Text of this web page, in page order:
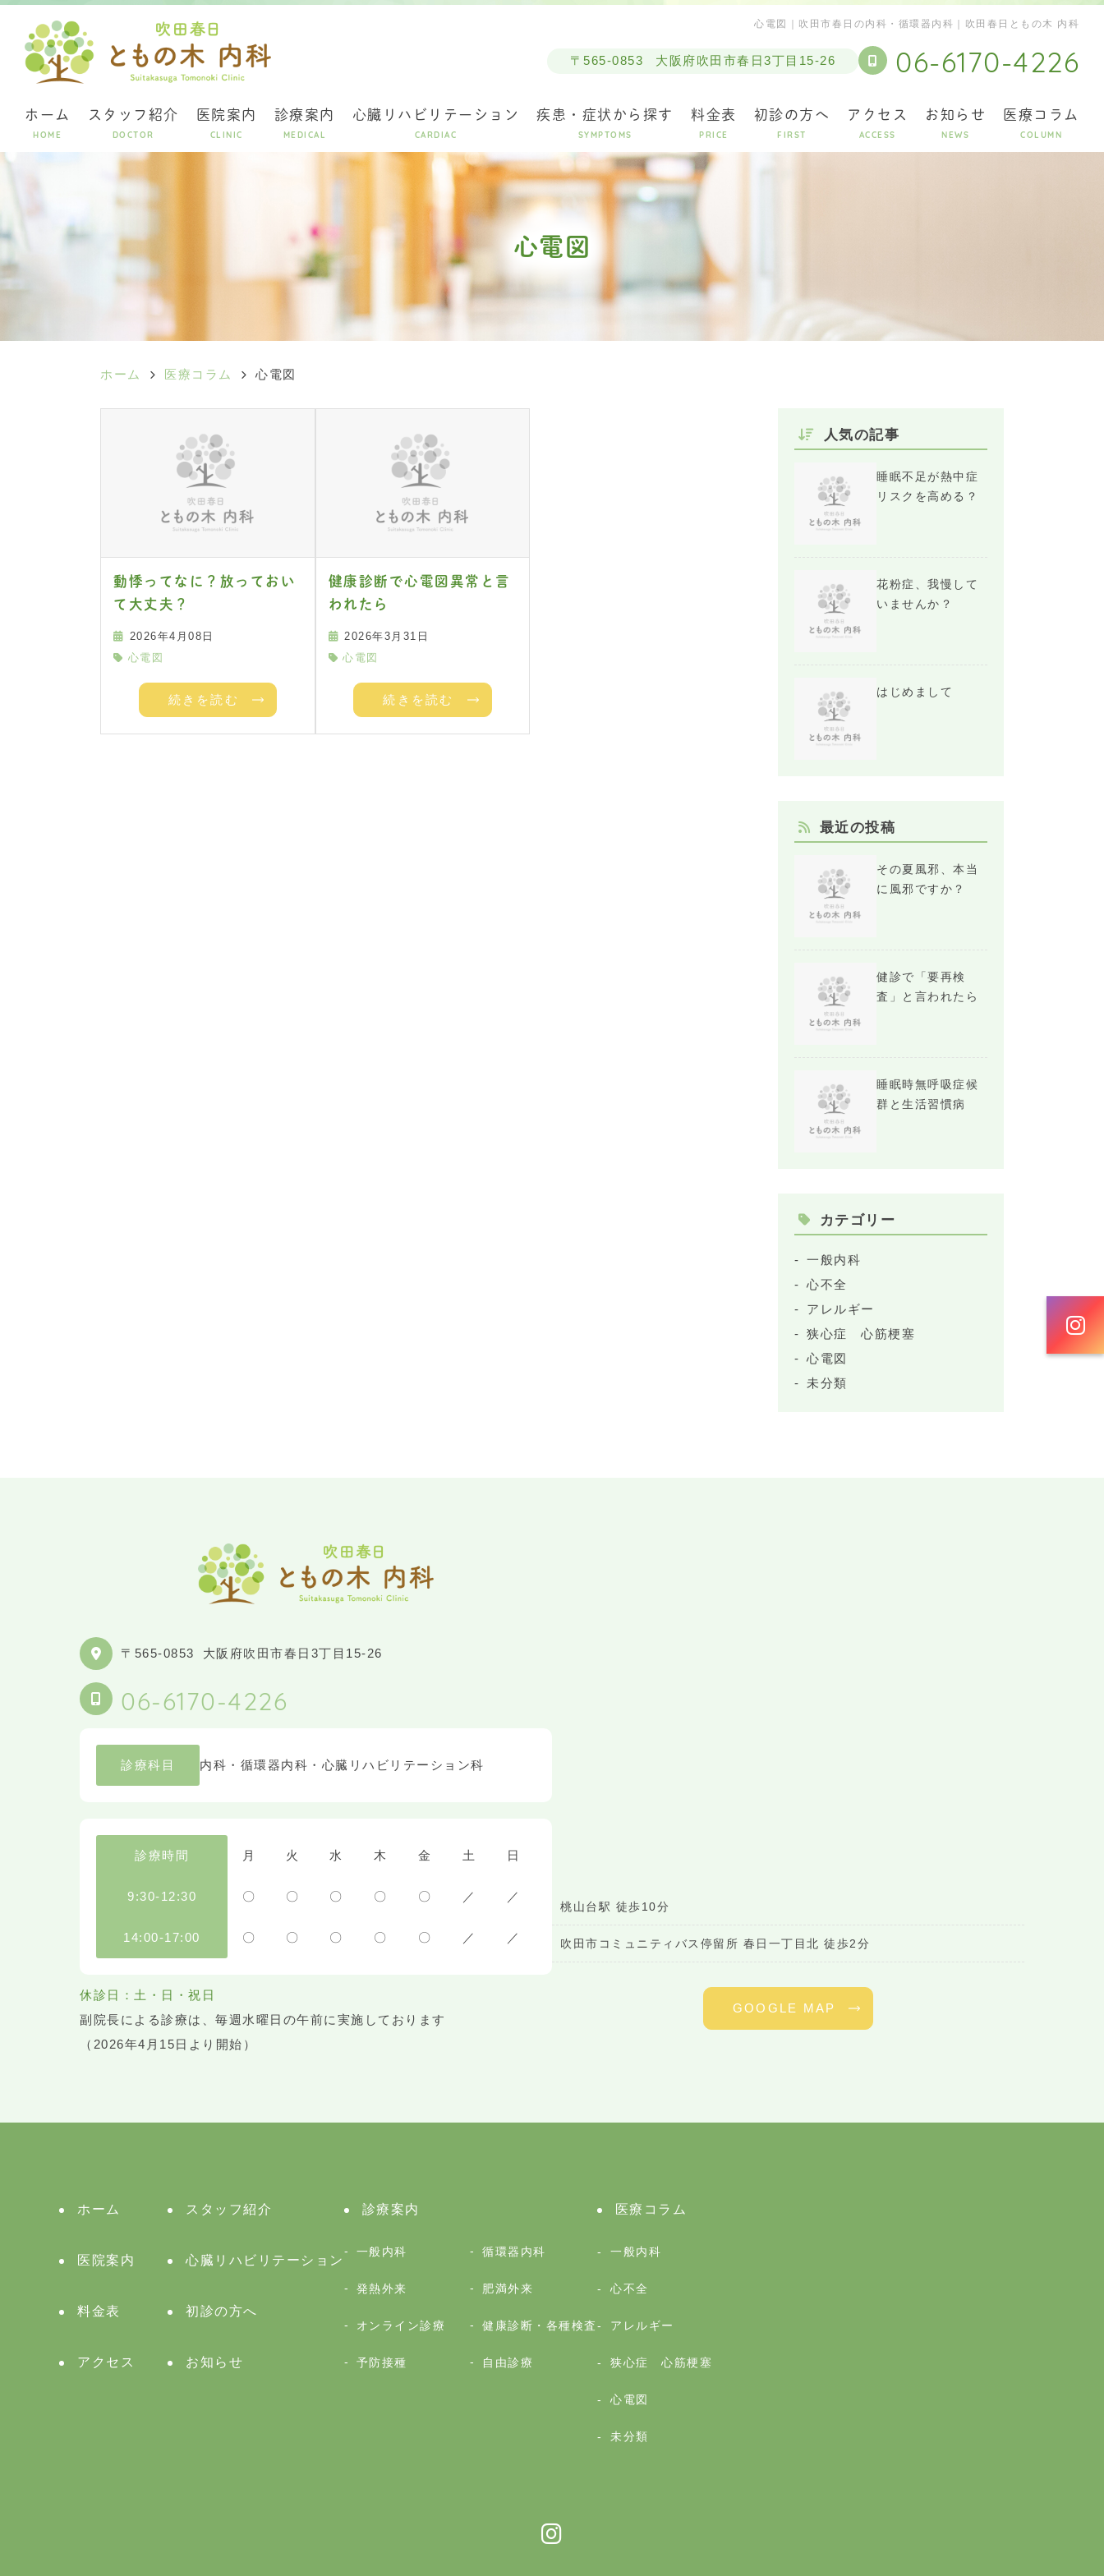
心電図｜吹田市春日の内科・循環器内科｜吹田春日ともの木 内科
〒565-0853 大阪府吹田市春日3丁目15-26 06-6170-4226
ホーム
HOME
スタッフ紹介
DOCTOR
医院案内
CLINIC
診療案内
MEDICAL
心臓リハビリテーション
CARDIAC
疾患・症状から探す
SYMPTOMS
料金表
PRICE
初診の方へ
FIRST
アクセス
ACCESS
お知らせ
NEWS
医療コラム
COLUMN
心電図
ホーム 医療コラム 心電図
動悸ってなに？放っておい
て大丈夫？
2026年4月08日
心電図
続きを読む
健康診断で心電図異常と言
われたら
2026年3月31日
心電図
続きを読む
人気の記事
睡眠不足が熱中症
リスクを高める？
花粉症、我慢して
いませんか？
はじめまして
最近の投稿
その夏風邪、本当
に風邪ですか？
健診で「要再検
査」と言われたら
睡眠時無呼吸症候
群と生活習慣病
カテゴリー
一般内科
心不全
アレルギー
狭心症 心筋梗塞
心電図
未分類
〒565-0853 大阪府吹田市春日3丁目15-26
06-6170-4226
診療科目 内科・循環器内科・心臓リハビリテーション科
診療時間 月 火 水 木 金 土 日
9:30-12:30 〇 〇 〇 〇 〇 ／ ／
14:00-17:00 〇 〇 〇 〇 〇 ／ ／
休診日：土・日・祝日
副院長による診療は、毎週水曜日の午前に実施しております
（2026年4月15日より開始）
桃山台駅 徒歩10分
吹田市コミュニティバス停留所 春日一丁目北 徒歩2分
GOOGLE MAP
ホーム スタッフ紹介
医院案内 心臓リハビリテーション
料金表 初診の方へ
アクセス お知らせ
診療案内
一般内科 循環器内科
発熱外来 肥満外来
オンライン診療 健康診断・各種検査
予防接種 自由診療
医療コラム
一般内科
心不全
アレルギー
狭心症 心筋梗塞
心電図
未分類